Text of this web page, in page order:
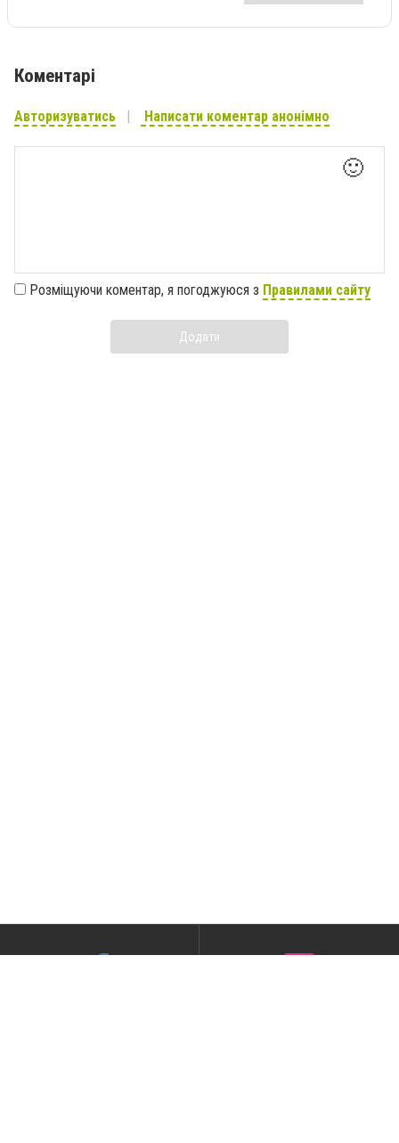
Коментарі
Авторизуватись Написати коментар анонімно
🙂
Розміщуючи коментар, я погоджуюся з Правилами сайту
Додати